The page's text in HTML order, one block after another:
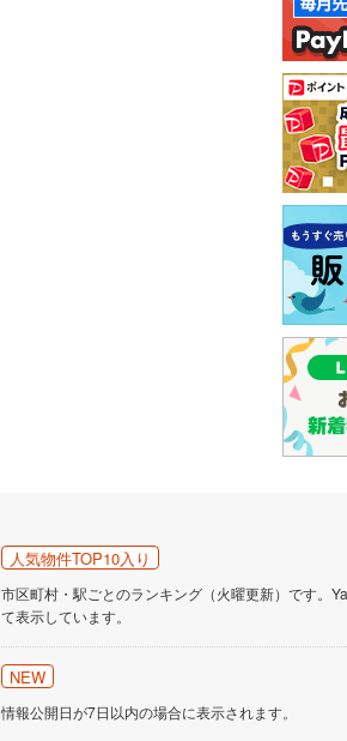
人気物件TOP10入り
市区町村・駅ごとのランキング（火曜更新）です。
て表示しています。
NEW
情報公開日が7日以内の場合に表示されます。